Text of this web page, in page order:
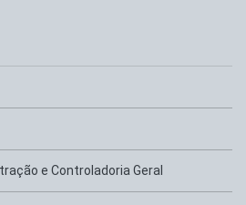
e Controladoria Geral